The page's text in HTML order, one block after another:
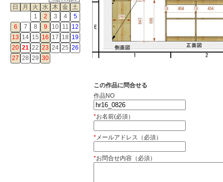
日
月 火 水 木 金
土
1
2 3 4
5
6
7 8 9 10 11 12
13 14 15 16 17 18 19
20 21 22 23 24 25 26
27 28 29 30
この作品に問合せる
作品NO
*お名前(必須）
*メールアドレス（必須）
*お問合せ内容（必須）